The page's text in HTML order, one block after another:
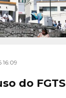
do FGTS